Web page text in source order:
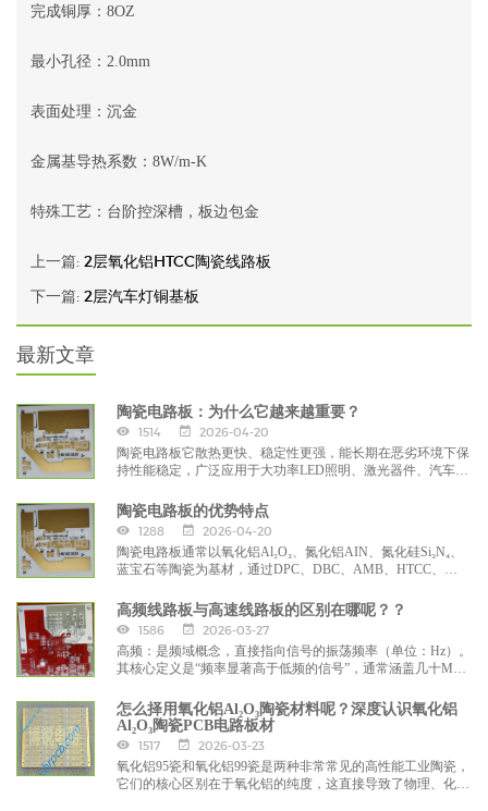
完成铜厚：8OZ
最小孔径：2.0mm
表面处理：沉金
金属基导热系数：8W/m-K
特殊工艺：台阶控深槽，板边包金
上一篇: 2层氧化铝HTCC陶瓷线路板
下一篇: 2层汽车灯铜基板
最新文章
陶瓷电路板：为什么它越来越重要？
1514
2026-04-20
陶瓷电路板它散热更快、稳定性更强，能长期在恶劣环境下保
持性能稳定，广泛应用于大功率LED照明、激光器件、汽车电
块、微波器件、高频大功率、电力、机械等领域。
陶瓷电路板的优势特点
1288
2026-04-20
陶瓷电路板通常以氧化铝Al₂O₃、氮化铝AIN、氮化硅Si₃N₄、
蓝宝石等陶瓷为基材，通过DPC、DBC、AMB、HTCC、
率、高硬度、耐高温、绝缘性好、低介电损耗、热膨胀系数等
特点。
高频线路板与高速线路板的区别在哪呢？？
1586
2026-03-27
高频：是频域概念，直接指向信号的振荡频率（单位：Hz）。
其核心定义是“频率显著高于低频的信号”，通常涵盖几十MHz
28GHz、车载毫米波雷达77GHz）。高频信号的本质是正弦
波，关注的是“信号本身的频率高低”。
怎么择用氧化铝Al₂O₃陶瓷材料呢？深度认识氧化铝
Al₂O₃陶瓷PCB电路板材
1517
2026-03-23
氧化铝95瓷和氧化铝99瓷是两种非常常见的高性能工业陶瓷，
它们的核心区别在于氧化铝的纯度，这直接导致了物理、化